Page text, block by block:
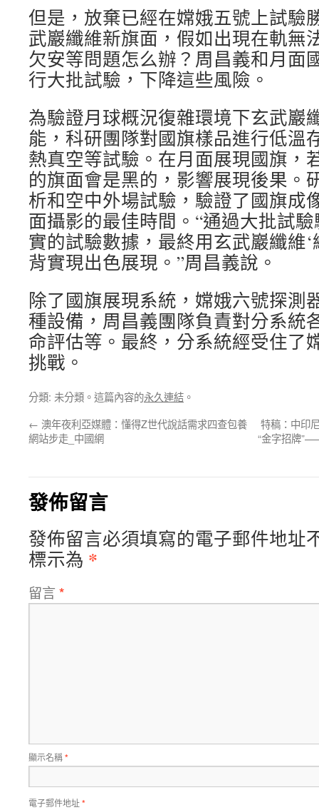
但是，放棄已經在嫦娥五號上試驗
武巖纖維新旗面，假如出現在軌無
欠安等問題怎么辦？周昌義和月面
行大批試驗，下降這些風險。
為驗證月球概況復雜環境下玄武巖
能，科研團隊對國旗樣品進行低溫
熱真空等試驗。在月面展現國旗，
的旗面會是黑的，影響展現後果。
析和空中外場試驗，驗證了國旗成
面攝影的最佳時間。“通過大批試
實的試驗數據，最終用玄武巖纖維‘
背實現出色展現。”周昌義說。
除了國旗展現系統，嫦娥六號探測
種設備，周昌義團隊負責對分系統
命評估等。最終，分系統經受住了
挑戰。
分類: 未分類。這篇內容的永久連結 。
← 澳年夜利亞媒體：懂得Z世代說話需求四查包養
網站步走_中國網
特稿：中印
“金字招牌
發佈留言
發佈留言必須填寫的電子郵件地址
標示為 *
留言 *
顯示名稱*
電子郵件地址*